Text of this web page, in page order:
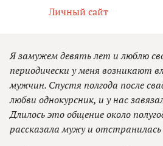
Личный сайт
Я замужем девять лет и люблю
периодически у меня возникают
мужчин. Спустя полгода после
любви однокурсник, и у нас
Длилось это общение около
рассказала мужу и отстранилась